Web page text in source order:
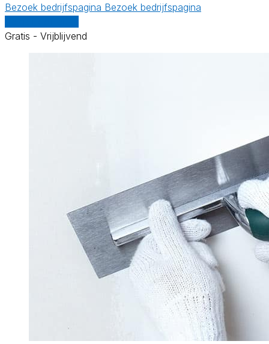
Bezoek bedrijfspagina Bezoek bedrijfspagina
Gratis - Vrijblijvend